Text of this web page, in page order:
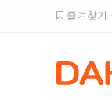
즐겨찾기